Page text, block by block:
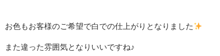
お色もお客様のご希望で白での仕上がりとなりました
また違った雰囲気となりいいですね♪